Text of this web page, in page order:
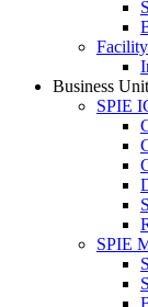
Business
SPIE
SPIE